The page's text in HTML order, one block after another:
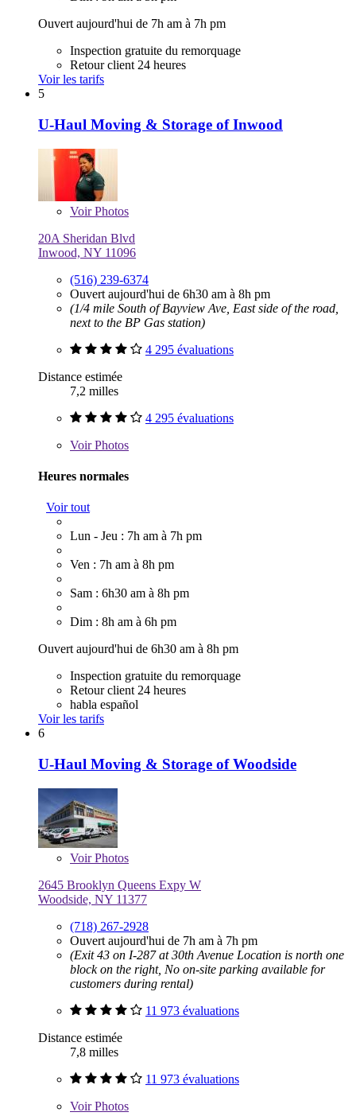
Ouvert aujourd'hui de 7h am à 7h pm
Inspection gratuite du remorquage
Retour client 24 heures
Voir les tarifs
5
U-Haul Moving & Storage of Inwood
VoirPhotos
20A Sheridan Blvd
Inwood, NY 11096
(516) 239-6374
Ouvert aujourd'hui de 6h30 am à 8h pm
(1/4 mile South of Bayview Ave, East side of the road,
next to the BP Gas station)
4 295 évaluations
Distance estimée
7,2 milles
4 295 évaluations
VoirPhotos
Heures normales
Voir tout
Lun - Jeu : 7h am à 7h pm
Ven : 7h am à 8h pm
Sam : 6h30 am à 8h pm
Dim : 8h am à 6h pm
Ouvert aujourd'hui de 6h30 am à 8h pm
Inspection gratuite du remorquage
Retour client 24 heures
habla español
Voir les tarifs
6
U-Haul Moving & Storage of Woodside
VoirPhotos
2645 Brooklyn Queens Expy W
Woodside, NY 11377
(718) 267-2928
Ouvert aujourd'hui de 7h am à 7h pm
(Exit 43 on I-287 at 30th Avenue Location is north one
block on the right, No on-site parking available for
customers during rental)
11 973 évaluations
Distance estimée
7,8 milles
11 973 évaluations
VoirPhotos